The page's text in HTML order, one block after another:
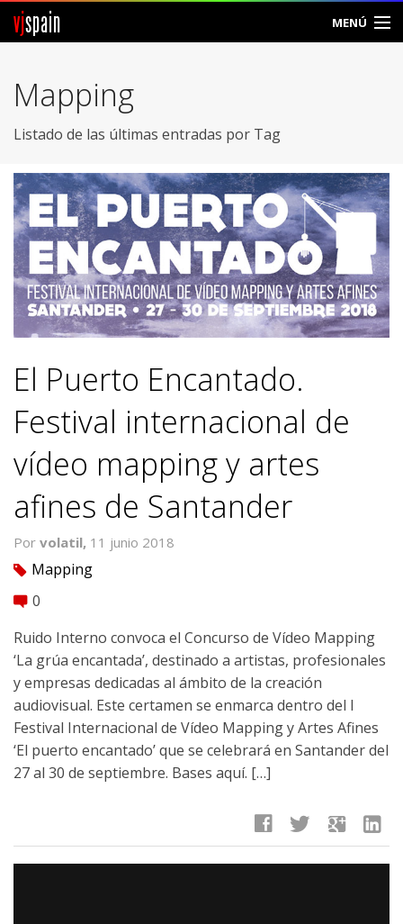
vjspain MENÚ
Foros
Vjspain
Ayuda
Contacto
Entrar
Crear Cuenta
Mapping
Listado de las últimas entradas por Tag
El Puerto Encantado.
Festival internacional de
vídeo mapping y artes
afines de Santander
Por volatil, 11 junio 2018
tag Mapping
comment 0
Ruido Interno convoca el Concurso de Vídeo Mapping
‘La grúa encantada’, destinado a artistas, profesionales
y empresas dedicadas al ámbito de la creación
audiovisual. Este certamen se enmarca dentro del I
Festival Internacional de Vídeo Mapping y Artes Afines
‘El puerto encantado’ que se celebrará en Santander del
27 al 30 de septiembre. Bases aquí. […]
facebook twitter google linkedin